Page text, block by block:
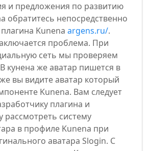
и предложения по развитию
обратитесь непосредственно
Kunena argens.ru/.
проблема. При
сеть мы проверяем
кунена же аватар пишется в
вы видите аватар который
Kunena. Вам следует
плагина и
рассмотреть систему
в профиле Kunena при
аватара Slogin. C